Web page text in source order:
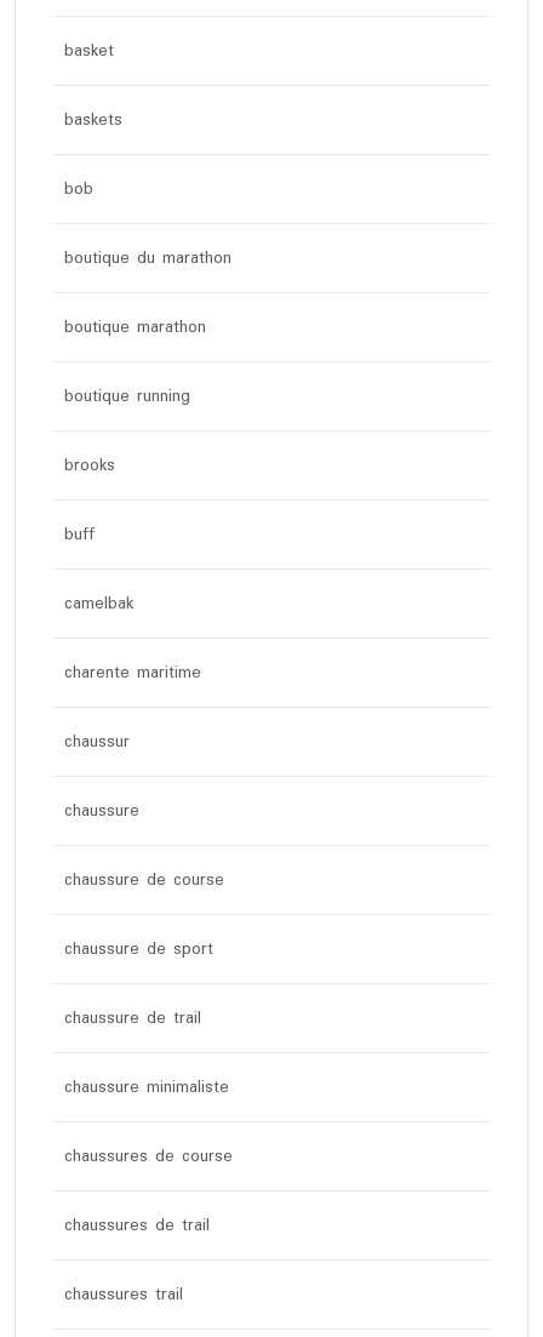
basket
baskets
bob
boutique du marathon
boutique marathon
boutique running
brooks
buff
camelbak
charente maritime
chaussur
chaussure
chaussure de course
chaussure de sport
chaussure de trail
chaussure minimaliste
chaussures de course
chaussures de trail
chaussures trail